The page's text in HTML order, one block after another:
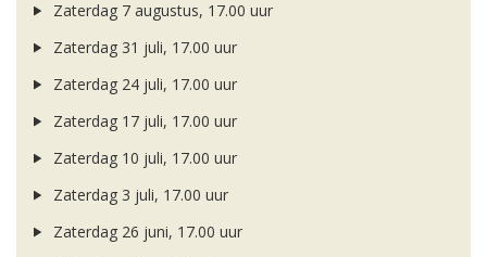
Zaterdag 7 augustus, 17.00 uur
Zaterdag 31 juli, 17.00 uur
Zaterdag 24 juli, 17.00 uur
Zaterdag 17 juli, 17.00 uur
Zaterdag 10 juli, 17.00 uur
Zaterdag 3 juli, 17.00 uur
Zaterdag 26 juni, 17.00 uur